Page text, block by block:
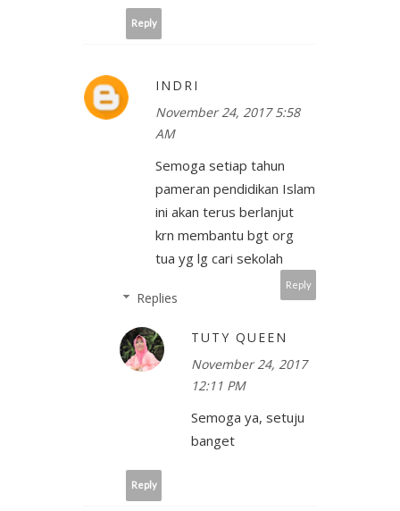
Reply
INDRI
November 24, 2017 5:58
AM
Semoga setiap tahun
pameran pendidikan Islam
ini akan terus berlanjut
krn membantu bgt org
tua yg lg cari sekolah
Reply
Replies
TUTY QUEEN
November 24, 2017
12:11 PM
Semoga ya, setuju
banget
Reply